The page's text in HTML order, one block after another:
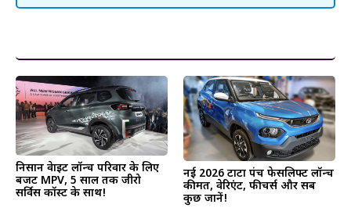
निसान ग्रेवाइट लॉन्च परिवार के लिए
बजट MPV, 5 साल तक जीरो
सर्विस कॉस्ट के साथ!
नई 2026 टाटा पंच फेसलिफ्ट लॉन्च
कीमत, वेरिएंट, फीचर्स और सब
कुछ जानें!